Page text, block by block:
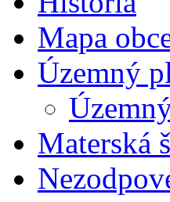
Mapa
Územný
Materská